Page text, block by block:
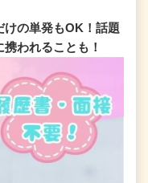
けの単発もOK！話題
われることも！